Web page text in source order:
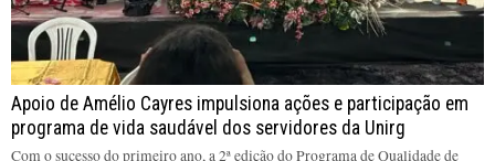
Apoio de Amélio Cayres impulsiona ações e participação em
programa de vida saudável dos servidores da Unirg
Com o sucesso do primeiro ano, a 2ª edição do Programa de Qualidade de